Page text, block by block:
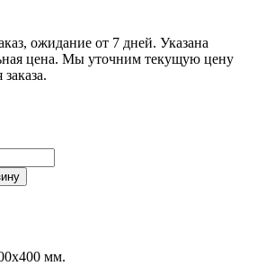
ожидание от 7 дней. Указана
цена. Мы уточним текущую цену
мм.